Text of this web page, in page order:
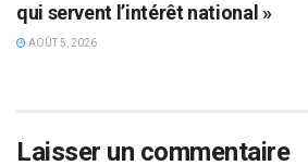
qui servent l’intérêt national »
AOÛT 5, 2026
Laisser un commentaire